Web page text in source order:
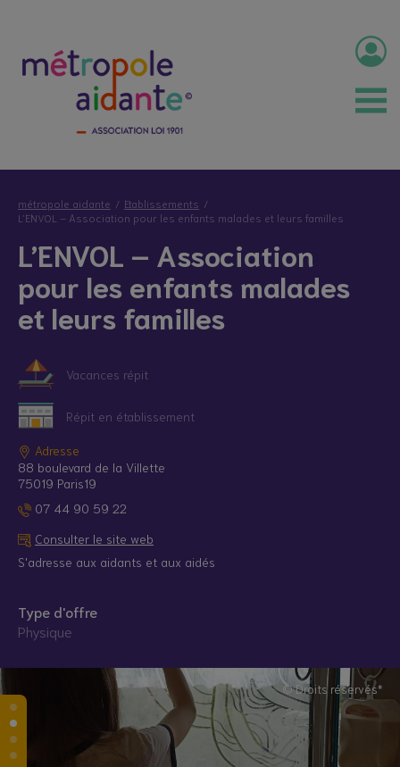
métropole aidante
Etablissements
L’ENVOL – Association pour les enfants malades et leurs familles
L’ENVOL – Association
pour les enfants malades
et leurs familles
Vacances répit
Répit en établissement
Adresse
88 boulevard de la Villette
75019 Paris19
07 44 90 59 22
Consulter le site web
S'adresse aux aidants et aux aidés
Type d'offre
Physique
© Droits réservés*